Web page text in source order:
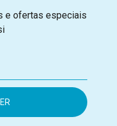
e ofertas especiais